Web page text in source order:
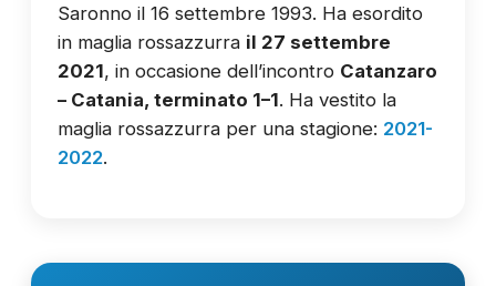
Saronno il 16 settembre 1993. Ha esordito
in maglia rossazzurra il 27 settembre
2021, in occasione dell’incontro Catanzaro
– Catania, terminato 1–1. Ha vestito la
maglia rossazzurra per una stagione: 2021-
2022.